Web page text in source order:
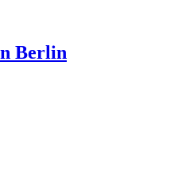
Berlin